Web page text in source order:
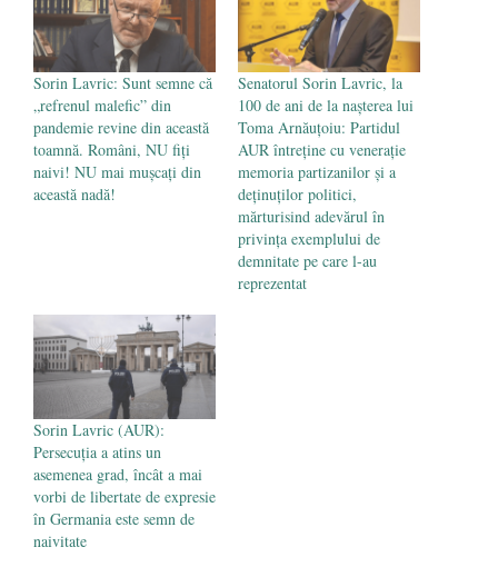
Mănăstirea Cernica
- 27 iulie 2024
Sorin Lavric: Sunt semne că
„refrenul malefic” din
pandemie revine din această
toamnă. Români, NU fiți
naivi! NU mai mușcați din
această nadă!
Senatorul Sorin Lavric, la
100 de ani de la nașterea lui
Toma Arnăuțoiu: Partidul
AUR întreține cu venerație
memoria partizanilor și a
deținuților politici,
mărturisind adevărul în
privința exemplului de
demnitate pe care l-au
reprezentat
Sorin Lavric (AUR):
Persecuția a atins un
asemenea grad, încât a mai
vorbi de libertate de expresie
în Germania este semn de
naivitate